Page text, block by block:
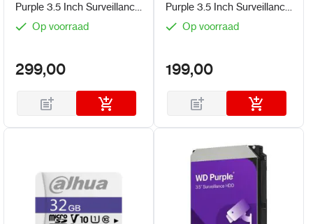
Purple 3.5 Inch Surveillance
HDDOp voorraad
299,00
Purple 3.5 Inch Surveillance
HDDOp voorraad
199,00